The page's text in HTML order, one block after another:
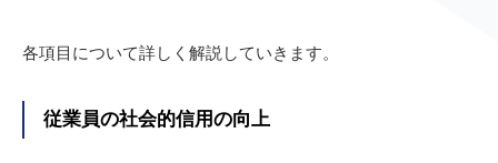
各項目について詳しく解説していきます。
従業員の社会的信用の向上